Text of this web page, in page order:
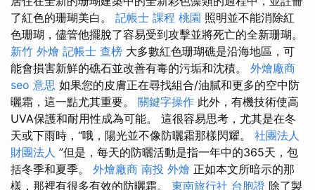
了紅色的珊瑚美白。 記帳士 課程 桃園 照明並不能消除紅
色珊瑚，儘管他擺脫了容易受到攻擊並將死亡的全新珊瑚。
新竹 外燴 記帳士 查榜 大多數紅色珊瑚礁是沿海地區，可
能會損害新鮮的礁石並改善有毒的污垢和沈積。 外燴廠商
seo 意思 如果您的皮膚正在尋找組合/油膩和更多的空中防
曬霜，這一點尤其重要。 關鍵字操作 此外，有機技術使高
UVA保護和耐用性成為可能。 這很容易思考，尤其是在冬
天或下雨時，“哦，陽光並不像防曬霜那樣閃耀。 社團法人
財團法人 ”但是，每天的防曬活動是指一年中的365天，包
括冬季和夏季。 外燴廠商 南投 外燴 正如本文所暗示的那
樣，那裡有很多有效的防曬霜。 東南旅行社 台胞證 除了製